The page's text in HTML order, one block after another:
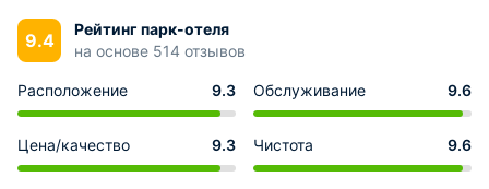
9.4
Рейтинг парк-отеля
на основе 514 отзывов
Расположение 9.3 Обслуживание 9.6
Цена/качество 9.3 Чистота 9.6